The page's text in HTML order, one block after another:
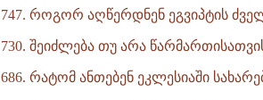
747. როგორ აღწერდნენ ეგვიპტის
730. შეიძლება თუ არა
686. რატომ ანთებენ ეკლესიაში